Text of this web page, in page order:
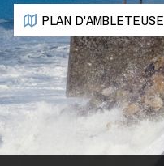
PLAN D'AMBLETEUSE